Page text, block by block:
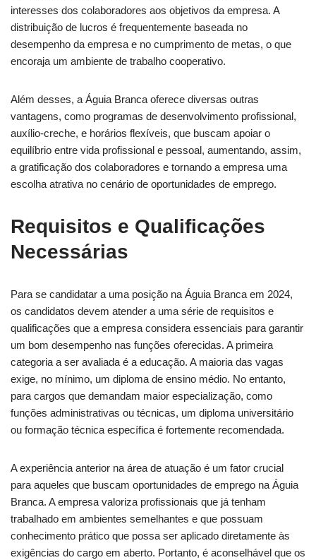
interesses dos colaboradores aos objetivos da empresa. A
distribuição de lucros é frequentemente baseada no
desempenho da empresa e no cumprimento de metas, o que
encoraja um ambiente de trabalho cooperativo.
Além desses, a Águia Branca oferece diversas outras
vantagens, como programas de desenvolvimento profissional,
auxílio-creche, e horários flexíveis, que buscam apoiar o
equilíbrio entre vida profissional e pessoal, aumentando, assim,
a gratificação dos colaboradores e tornando a empresa uma
escolha atrativa no cenário de oportunidades de emprego.
Requisitos e Qualificações
Necessárias
Para se candidatar a uma posição na Águia Branca em 2024,
os candidatos devem atender a uma série de requisitos e
qualificações que a empresa considera essenciais para garantir
um bom desempenho nas funções oferecidas. A primeira
categoria a ser avaliada é a educação. A maioria das vagas
exige, no mínimo, um diploma de ensino médio. No entanto,
para cargos que demandam maior especialização, como
funções administrativas ou técnicas, um diploma universitário
ou formação técnica específica é fortemente recomendada.
A experiência anterior na área de atuação é um fator crucial
para aqueles que buscam oportunidades de emprego na Águia
Branca. A empresa valoriza profissionais que já tenham
trabalhado em ambientes semelhantes e que possuam
conhecimento prático que possa ser aplicado diretamente às
exigências do cargo em aberto. Portanto, é aconselhável que os